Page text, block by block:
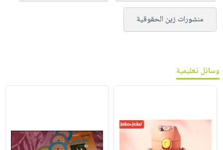
منشورات زين الحقوقية
وسائل تعليمية